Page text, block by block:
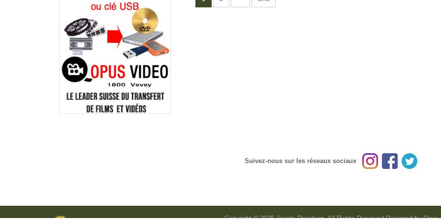
Suivez-nous sur les réseaux sociaux
Copyright © 2026 Jouets Davidson. All Rights ReservedDesigned byOpus